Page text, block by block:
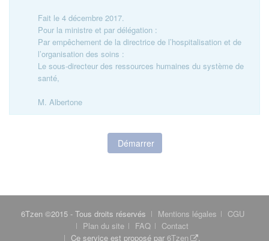
Fait le 4 décembre 2017.
Pour la ministre et par délégation :
Par empêchement de la directrice de l’hospitalisation et de
l’organisation des soins :
Le sous-directeur des ressources humaines du système de
santé,
M. Albertone
Démarrer
6Tzen ©2015 - Tous droits réservés Mentions légales
CGU
Plan du site
FAQ
Contact
Ce service est proposé par 6Tzen .